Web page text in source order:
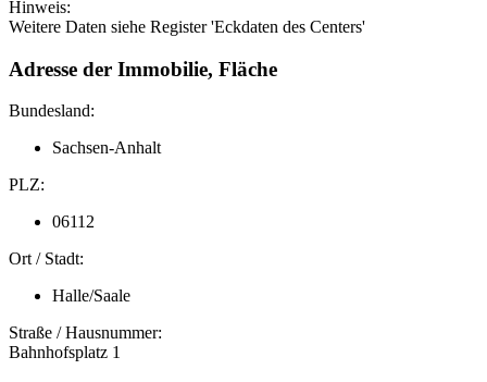
Hinweis:
Weitere Daten siehe Register 'Eckdaten des Centers'
Adresse der Immobilie, Fläche
Bundesland:
Sachsen-Anhalt
PLZ:
06112
Ort / Stadt:
Halle/Saale
Straße / Hausnummer:
Bahnhofsplatz 1